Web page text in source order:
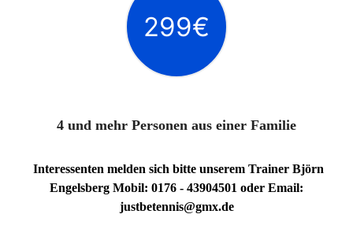
299€
4 und mehr Personen aus einer Familie
Interessenten melden sich bitte unserem Trainer Björn
Engelsberg Mobil: 0176 - 43904501 oder Email:
justbetennis@gmx.de